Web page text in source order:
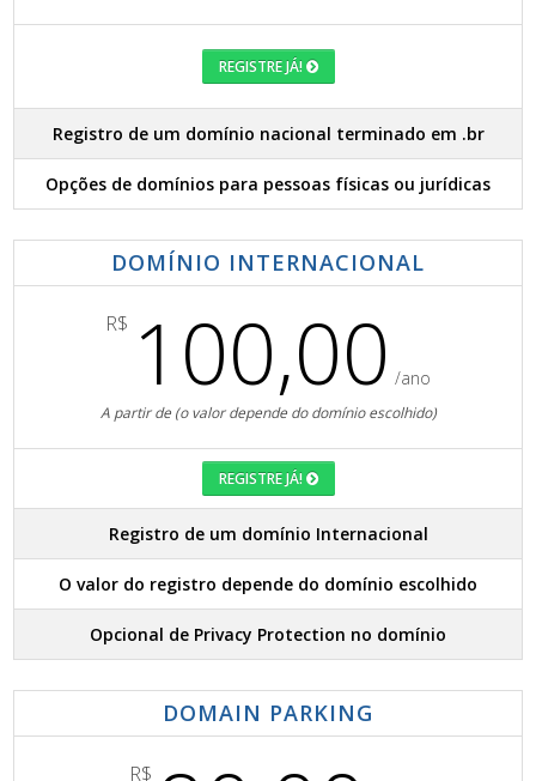
REGISTRE JÁ!
Registro de um domínio nacional terminado em .br
Opções de domínios para pessoas físicas ou jurídicas
DOMÍNIO INTERNACIONAL
R$ 100,00 /ano
A partir de (o valor depende do domínio escolhido)
REGISTRE JÁ!
Registro de um domínio Internacional
O valor do registro depende do domínio escolhido
Opcional de Privacy Protection no domínio
DOMAIN PARKING
R$